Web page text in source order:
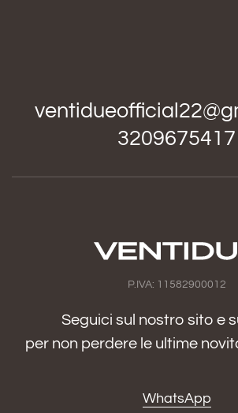
3209675417
P.IVA: 11582900012
Seguici sul nostro sito e
per non perdere le ultime
WhatsApp